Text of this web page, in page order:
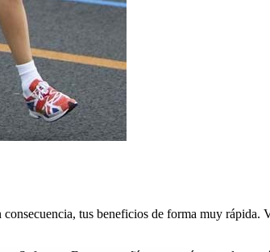
consecuencia, tus beneficios de forma muy rápida.